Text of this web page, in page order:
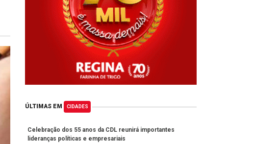
ÚLTIMAS EM CIDADES
Celebração dos 55 anos da CDL reunirá importantes
lideranças políticas e empresariais